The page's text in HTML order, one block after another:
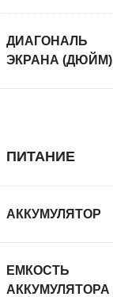
ДИАГОНАЛЬ
ЭКРАНА (ДЮЙМ)
ПИТАНИЕ
АККУМУЛЯТОР
ЕМКОСТЬ
АККУМУЛЯТОРА